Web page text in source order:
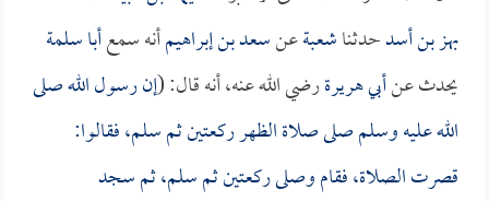
بهز بن أسدحدثناشعبةعنسعد بن إبراهيمأنه سمعأبا سلمة
يحدث عنأبي هريرةرضي الله عنه، أنه قال: (إن رسول الله صلى
الله عليه وسلم صلى صلاة الظهر ركعتين ثم سلم، فقالوا:
قصرت الصلاة، فقام وصلى ركعتين ثم سلم، ثم سجد